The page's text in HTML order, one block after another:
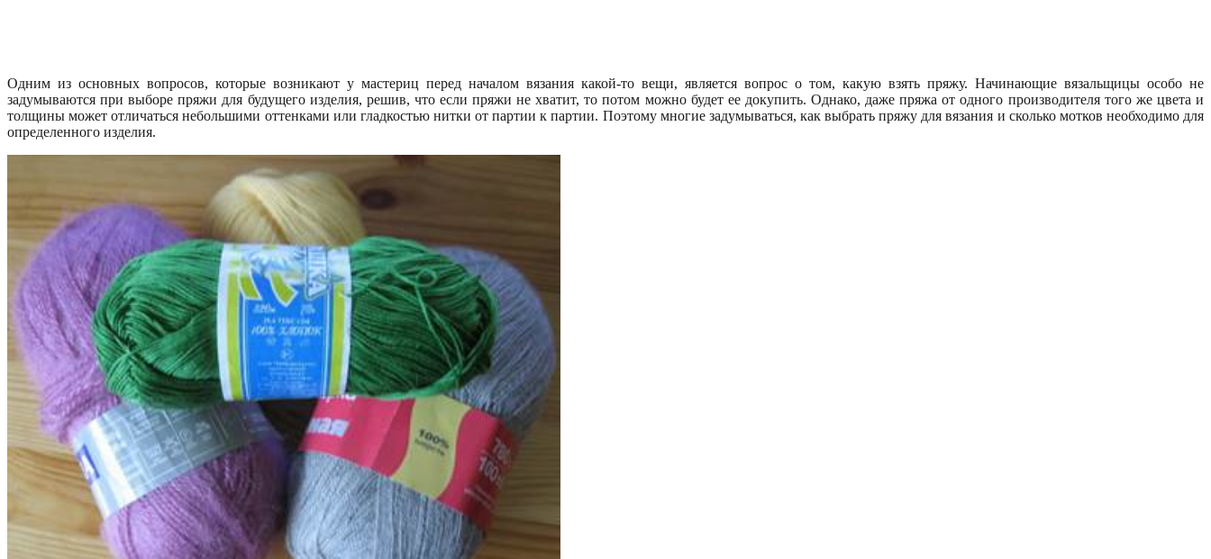
Одним из основных вопросов, которые возникают у мастериц перед началом вязания какой-то вещи, является вопрос о том, какую взять пряжу. Начинающие вязальщицы особо не
задумываются при выборе пряжи для будущего изделия, решив, что если пряжи не хватит, то потом можно будет ее докупить. Однако, даже пряжа от одного производителя того же цвета и
толщины может отличаться небольшими оттенками или гладкостью нитки от партии к партии. Поэтому многие задумываться, как выбрать пряжу для вязания и сколько мотков необходимо для
определенного изделия.